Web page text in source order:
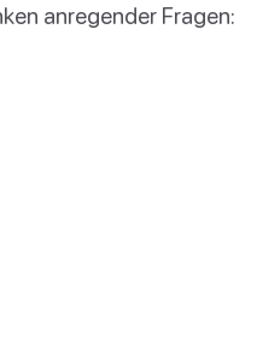
anregender Fragen: